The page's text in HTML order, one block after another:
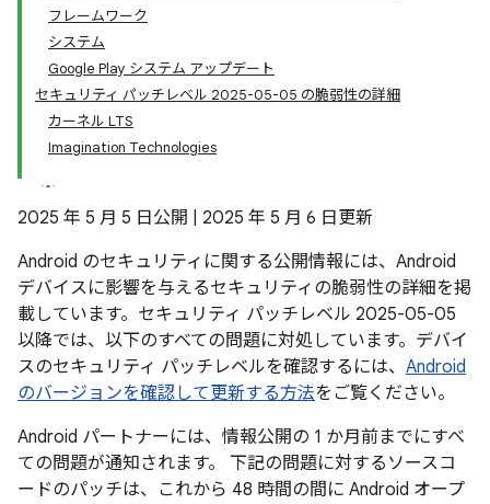
フレームワーク
システム
Google Play システム アップデート
セキュリティ パッチレベル 2025-05-05 の脆弱性の詳細
カーネル LTS
Imagination Technologies
2025 年 5 月 5 日公開 | 2025 年 5 月 6 日更新
Android のセキュリティに関する公開情報には、Android
デバイスに影響を与えるセキュリティの脆弱性の詳細を掲
載しています。セキュリティ パッチレベル 2025-05-05
以降では、以下のすべての問題に対処しています。デバイ
スのセキュリティ パッチレベルを確認するには、 Android
のバージョンを確認して更新する方法をご覧ください。
Android パートナーには、情報公開の 1 か月前までにすべ
ての問題が通知されます。 下記の問題に対するソースコ
ードのパッチは、これから 48 時間の間に Android オープ